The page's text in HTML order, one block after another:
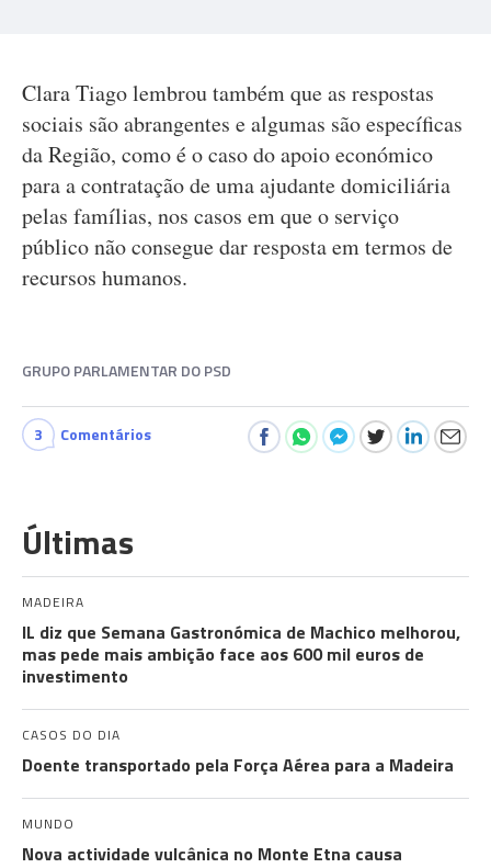
Clara Tiago lembrou também que as respostas
sociais são abrangentes e algumas são específicas
da Região, como é o caso do apoio económico
para a contratação de uma ajudante domiciliária
pelas famílias, nos casos em que o serviço
público não consegue dar resposta em termos de
recursos humanos.
GRUPO PARLAMENTAR DO PSD
3 Comentários
Últimas
MADEIRA
IL diz que Semana Gastronómica de Machico melhorou,
mas pede mais ambição face aos 600 mil euros de
investimento
CASOS DO DIA
Doente transportado pela Força Aérea para a Madeira
MUNDO
Nova actividade vulcânica no Monte Etna causa